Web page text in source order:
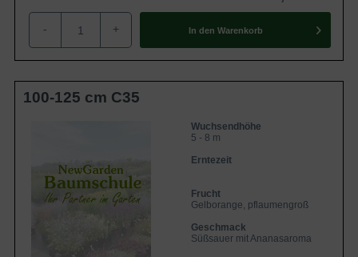
- + In den Warenkorb
100-125 cm C35
Wuchsendhöhe
5 - 8 m
Erntezeit
Frucht
Gelborange, pflaumengroß
Geschmack
Süßsauer mit Ananasaroma